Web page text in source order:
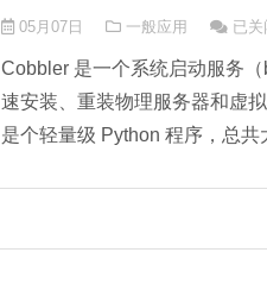
05月07日 一般应用 已关
Cobbler 是一个系统启动服务
速安装、重装物理服务器和虚
是个轻量级 Python 程序，总共